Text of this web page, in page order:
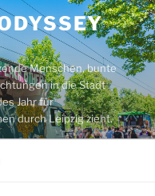
Menschen, bunte
in die Stadt
Jahr für
durch Leipzig zieht.